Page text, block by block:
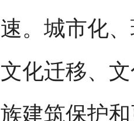
速。城市化
文化迁移、
族建筑保护